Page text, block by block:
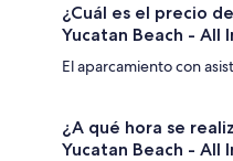
¿Cuál es el precio
Yucatan Beach - All
El aparcamiento con
¿A qué hora se
Yucatan Beach - All